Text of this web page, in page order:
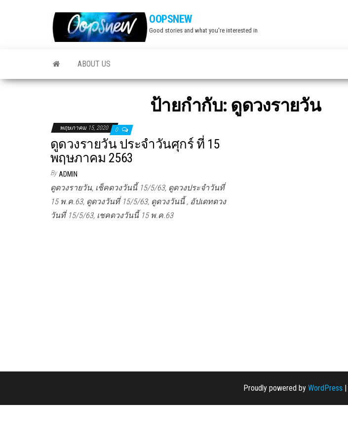
OOPSNEW
Good stories and what you're interested in
ABOUT US
ป้ายกำกับ: ดูดวงรายวัน
พฤษภาคม 15, 2020 0
ดูดวงรายวัน ประจำวันศุกร์ ที่ 15
พฤษภาคม 2563
By ADMIN
ดูดวงรายวัน, เช็คดวงวันนี้ 15/5/63, ดูดวงประจำวันที่
15 พ.ค.63, ดูดวงวันที่ 15/5/63, ดูดวงวันนี้ , อัปเดทดวง
วันที่ 15/5/63, เชคดวงวันนี้ 15 พ.ค.63
Proudly powered by WordPress |